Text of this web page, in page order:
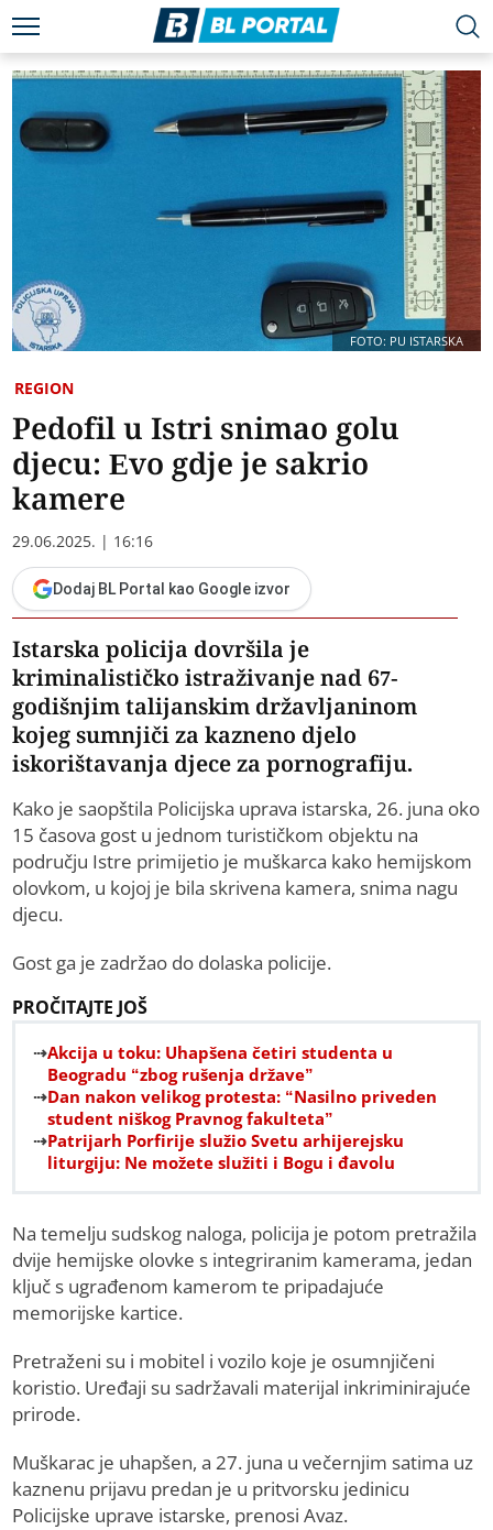
FOTO: PU ISTARSKA
REGION
Pedofil u Istri snimao golu
djecu: Evo gdje je sakrio
kamere
29.06.2025. | 16:16
Dodaj BL Portal kao Google izvor
Istarska policija dovršila je
kriminalističko istraživanje nad 67-
godišnjim talijanskim državljaninom
kojeg sumnjiči za kazneno djelo
iskorištavanja djece za pornografiju.
Kako je saopštila Policijska uprava istarska, 26. juna oko
15 časova gost u jednom turističkom objektu na
području Istre primijetio je muškarca kako hemijskom
olovkom, u kojoj je bila skrivena kamera, snima nagu
djecu.
Gost ga je zadržao do dolaska policije.
PROČITAJTE JOŠ
Akcija u toku: Uhapšena četiri studenta u
Beogradu “zbog rušenja države”
Dan nakon velikog protesta: “Nasilno priveden
student niškog Pravnog fakulteta”
Patrijarh Porfirije služio Svetu arhijerejsku
liturgiju: Ne možete služiti i Bogu i đavolu
Na temelju sudskog naloga, policija je potom pretražila
dvije hemijske olovke s integriranim kamerama, jedan
ključ s ugrađenom kamerom te pripadajuće
memorijske kartice.
Pretraženi su i mobitel i vozilo koje je osumnjičeni
koristio. Uređaji su sadržavali materijal inkriminirajuće
prirode.
Muškarac je uhapšen, a 27. juna u večernjim satima uz
kaznenu prijavu predan je u pritvorsku jedinicu
Policijske uprave istarske, prenosi Avaz.